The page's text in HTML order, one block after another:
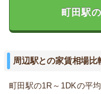
町田駅
周辺駅との家賃相場比
町田駅の1R～1DKの平